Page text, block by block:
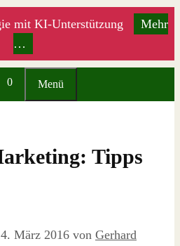
mit KI-Unterstützung
Mehr
…
0 Menü
Tipps
März 2016 von Gerhard